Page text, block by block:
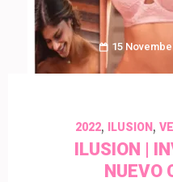
15
2022, ILUSION,
ILUSION |
NUEVO